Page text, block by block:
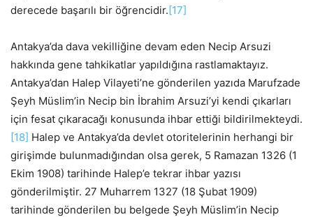
derecede başarılı bir öğrencidir.[17]
Antakya’da dava vekilliğine devam eden Necip Arsuzi
hakkında gene tahkikatlar yapıldığına rastlamaktayız.
Antakya’dan Halep Vilayeti’ne gönderilen yazıda Marufzade
Şeyh Müslim’in Necip bin İbrahim Arsuzi’yi kendi çıkarları
için fesat çıkaracağı konusunda ihbar ettiği bildirilmekteydi.
[18] Halep ve Antakya’da devlet otoritelerinin herhangi bir
girişimde bulunmadığından olsa gerek, 5 Ramazan 1326 (1
Ekim 1908) tarihinde Halep’e tekrar ihbar yazısı
gönderilmiştir. 27 Muharrem 1327 (18 Şubat 1909)
tarihinde gönderilen bu belgede Şeyh Müslim’in Necip